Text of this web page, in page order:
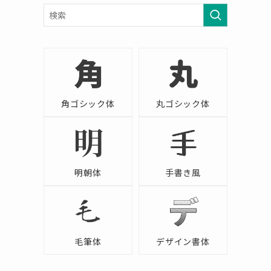
角ゴシック体 丸ゴシック体
明朝体 手書き風
毛筆体 デザイン書体